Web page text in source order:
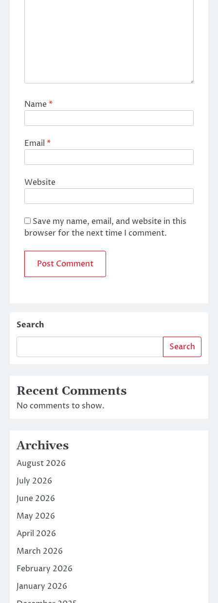
Name*
Email *
Website
Save my name, email, and website in this
browser for the next time I comment.
Search
Search
Recent Comments
No comments to show.
Archives
August 2026
July 2026
June 2026
May 2026
April 2026
March 2026
February 2026
January 2026